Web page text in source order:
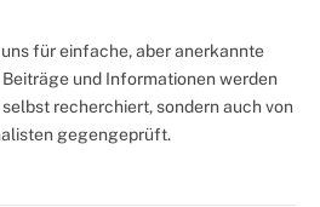
für einfache, aber anerkannte
und Informationen werden
recherchiert, sondern auch von
gegengeprüft.